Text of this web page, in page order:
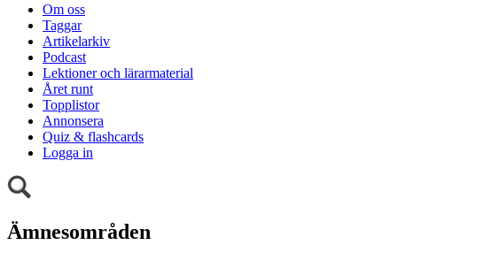
Om oss
Taggar
Artikelarkiv
Podcast
Lektioner och lärarmaterial
Året runt
Topplistor
Annonsera
Quiz & flashcards
Logga in
Ämnesområden